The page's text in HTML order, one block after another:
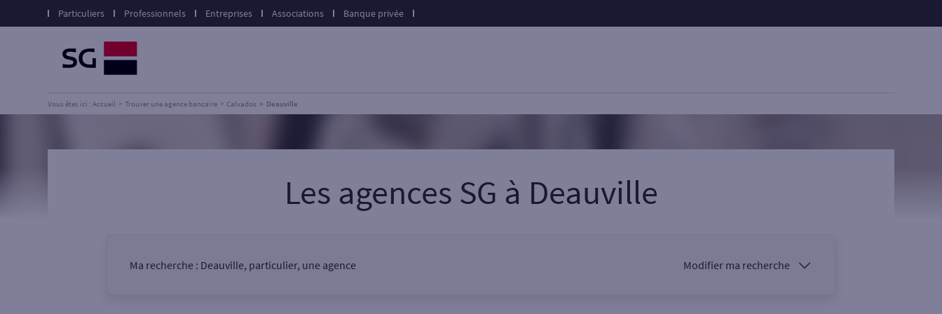
Particuliers Professionnels Entreprises Associations Banque privée
Vous êtes ici : Accueil Trouver une agence bancaire Calvados Deauville
Les agences SG à Deauville
Ma recherche : Deauville, particulier, une agence Modifier ma recherche